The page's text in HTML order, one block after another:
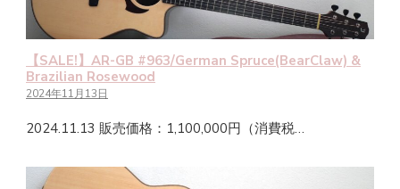
【SALE!】AR-GB #963/German Spruce(BearClaw) &
Brazilian Rosewood
2024年11月13日
2024.11.13 販売価格：1,100,000円（消費税…